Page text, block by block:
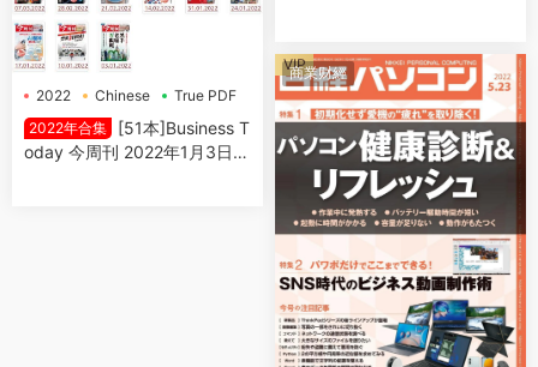
2022 Chinese
True PDF
2022年合集
[51本]Business T
oday 今周刊 2022年1月3日-2
商業财經
VIP